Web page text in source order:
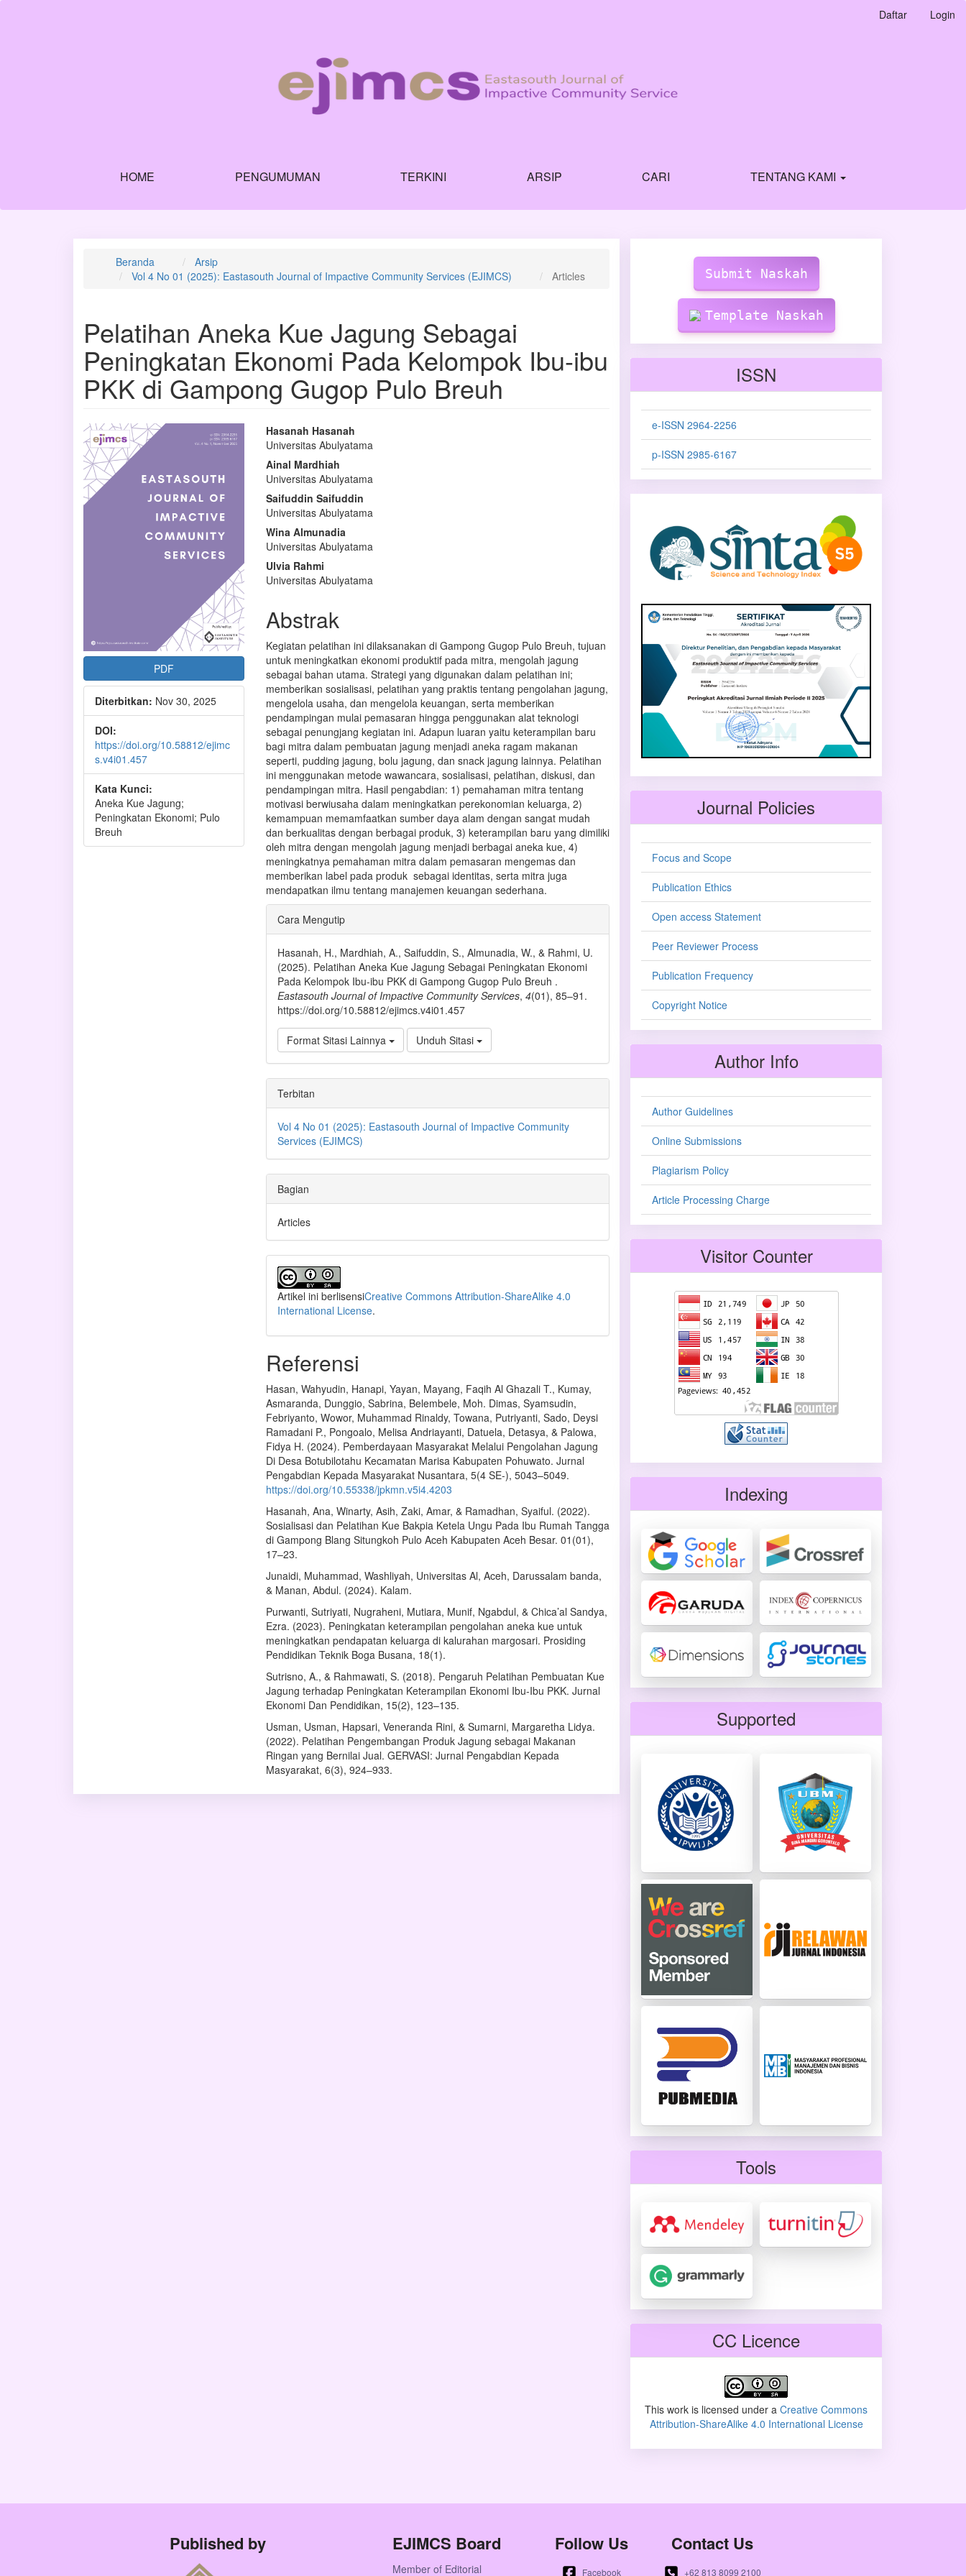
Daftar Login
HOME PENGUMUMAN TERKINI ARSIP CARI TENTANG KAMI
Beranda
Arsip
Vol 4 No 01 (2025): Eastasouth Journal of Impactive Community Services (EJIMCS)
Articles
Pelatihan Aneka Kue Jagung Sebagai
Peningkatan Ekonomi Pada Kelompok Ibu-ibu
PKK di Gampong Gugop Pulo Breuh
Bilah
Samping
Artikel
PDF
Diterbitkan: Nov 30, 2025
DOI:
https://doi.org/10.58812/ejimc
s.v4i01.457
Kata Kunci:
Aneka Kue Jagung;
Peningkatan Ekonomi; Pulo
Breuh
Isi
Artikel
Utama
Hasanah Hasanah
Universitas Abulyatama
Ainal Mardhiah
Universitas Abulyatama
Saifuddin Saifuddin
Universitas Abulyatama
Wina Almunadia
Universitas Abulyatama
Ulvia Rahmi
Universitas Abulyatama
Abstrak
Kegiatan pelatihan ini dilaksanakan di Gampong Gugop Pulo Breuh, tujuan
untuk meningkatkan ekonomi produktif pada mitra, mengolah jagung
sebagai bahan utama. Strategi yang digunakan dalam pelatihan ini;
memberikan sosialisasi, pelatihan yang praktis tentang pengolahan jagung,
mengelola usaha, dan mengelola keuangan, serta memberikan
pendampingan mulai pemasaran hingga penggunakan alat teknologi
sebagai penungjang kegiatan ini. Adapun luaran yaitu keterampilan baru
bagi mitra dalam pembuatan jagung menjadi aneka ragam makanan
seperti, pudding jagung, bolu jagung, dan snack jagung lainnya. Pelatihan
ini menggunakan metode wawancara, sosialisasi, pelatihan, diskusi, dan
pendampingan mitra. Hasil pengabdian: 1) pemahaman mitra tentang
motivasi berwiusaha dalam meningkatkan perekonomian keluarga, 2)
kemampuan memamfaatkan sumber daya alam dengan sangat mudah
dan berkualitas dengan berbagai produk, 3) keterampilan baru yang dimiliki
oleh mitra dengan mengolah jagung menjadi berbagai aneka kue, 4)
meningkatnya pemahaman mitra dalam pemasaran mengemas dan
memberikan label pada produk sebagai identitas, serta mitra juga
mendapatkan ilmu tentang manajemen keuangan sederhana.
Rincian
Artikel
Cara Mengutip
Hasanah, H., Mardhiah, A., Saifuddin, S., Almunadia, W., & Rahmi, U.
(2025). Pelatihan Aneka Kue Jagung Sebagai Peningkatan Ekonomi
Pada Kelompok Ibu-ibu PKK di Gampong Gugop Pulo Breuh .
Eastasouth Journal of Impactive Community Services, 4(01), 85–91.
https://doi.org/10.58812/ejimcs.v4i01.457
Format Sitasi Lainnya Unduh Sitasi
Terbitan
Vol 4 No 01 (2025): Eastasouth Journal of Impactive Community
Services (EJIMCS)
Bagian
Articles
Artikel ini berlisensiCreative Commons Attribution-ShareAlike 4.0
International License.
Referensi
Hasan, Wahyudin, Hanapi, Yayan, Mayang, Faqih Al Ghazali T., Kumay,
Asmaranda, Dunggio, Sabrina, Belembele, Moh. Dimas, Syamsudin,
Febriyanto, Wowor, Muhammad Rinaldy, Towana, Putriyanti, Sado, Deysi
Ramadani P., Pongoalo, Melisa Andriayanti, Datuela, Detasya, & Palowa,
Fidya H. (2024). Pemberdayaan Masyarakat Melalui Pengolahan Jagung
Di Desa Botubilotahu Kecamatan Marisa Kabupaten Pohuwato. Jurnal
Pengabdian Kepada Masyarakat Nusantara, 5(4 SE-), 5043–5049.
https://doi.org/10.55338/jpkmn.v5i4.4203
Hasanah, Ana, Winarty, Asih, Zaki, Amar, & Ramadhan, Syaiful. (2022).
Sosialisasi dan Pelatihan Kue Bakpia Ketela Ungu Pada Ibu Rumah Tangga
di Gampong Blang Situngkoh Pulo Aceh Kabupaten Aceh Besar. 01(01),
17–23.
Junaidi, Muhammad, Washliyah, Universitas Al, Aceh, Darussalam banda,
& Manan, Abdul. (2024). Kalam.
Purwanti, Sutriyati, Nugraheni, Mutiara, Munif, Ngabdul, & Chica’al Sandya,
Ezra. (2023). Peningkatan keterampilan pengolahan aneka kue untuk
meningkatkan pendapatan keluarga di kalurahan margosari. Prosiding
Pendidikan Teknik Boga Busana, 18(1).
Sutrisno, A., & Rahmawati, S. (2018). Pengaruh Pelatihan Pembuatan Kue
Jagung terhadap Peningkatan Keterampilan Ekonomi Ibu-Ibu PKK. Jurnal
Ekonomi Dan Pendidikan, 15(2), 123–135.
Usman, Usman, Hapsari, Veneranda Rini, & Sumarni, Margaretha Lidya.
(2022). Pelatihan Pengembangan Produk Jagung sebagai Makanan
Ringan yang Bernilai Jual. GERVASI: Jurnal Pengabdian Kepada
Masyarakat, 6(3), 924–933.
SubmissionSubmit Naskah
Template Naskah
ISSN
e-ISSN 2964-2256
p-ISSN 2985-6167
Journal Policies
Focus and Scope
Publication Ethics
Open access Statement
Peer Reviewer Process
Publication Frequency
Copyright Notice
Author Info
Author Guidelines
Online Submissions
Plagiarism Policy
Article Processing Charge
Visitor Counter
Indexing
Supported
Tools
CC Licence
This work is licensed under a Creative Commons
Attribution-ShareAlike 4.0 International License
Published by EJIMCS Board
Member of Editorial
Follow Us
Facebook
Contact Us
+62 813 8099 2100